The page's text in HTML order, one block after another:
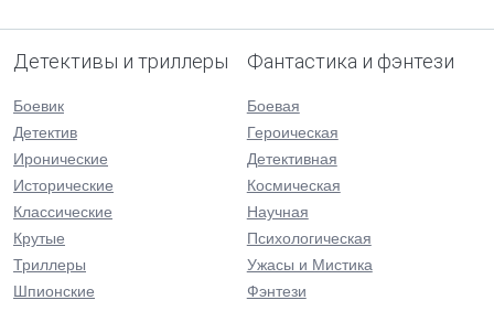
Детективы и триллеры
Боевик
Детектив
Иронические
Исторические
Классические
Крутые
Триллеры
Шпионские
Фантастика и фэнтези
Боевая
Героическая
Детективная
Космическая
Научная
Психологическая
Ужасы и Мистика
Фэнтези